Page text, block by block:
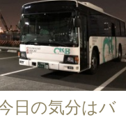
日の気分はバ